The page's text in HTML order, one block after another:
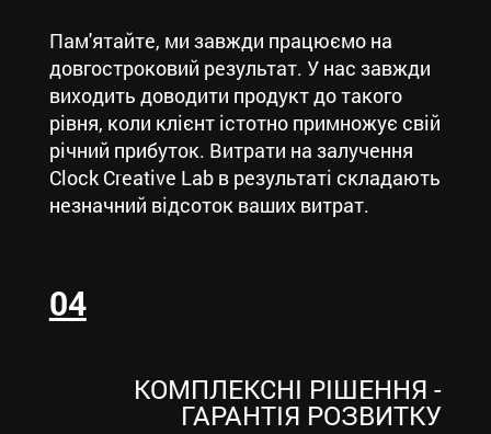
Пам'ятайте, ми завжди працюємо на
довгостроковий результат. У нас завжди
виходить доводити продукт до такого
рівня, коли клієнт істотно примножує свій
річний прибуток. Витрати на залучення
Clock Creative Lab в результаті складають
незначний відсоток ваших витрат.
04
КОМПЛЕКСНІ РІШЕННЯ -
ГАРАНТІЯ РОЗВИТКУ